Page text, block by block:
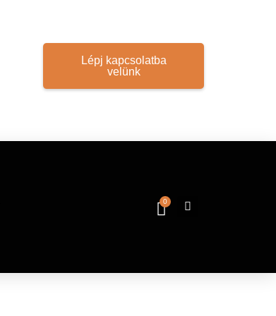
Lépj kapcsolatba
velünk
0